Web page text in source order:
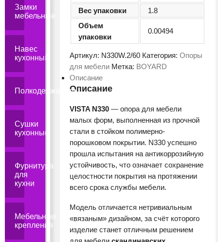
Замки
мебельные
Навес
кухонный
Полкодержатели
Сушки
кухонные
Фурнитура
для
кухни
Мебельные
крепления
Вес упаковки
1.8
Объем
упаковки
0.00494
Артикул: N330W.2/60 Категория:Опоры
для мебели Метка: BOYARD
Описание
Описание
VISTA N330 — опора для мебели
малых форм, выполненная из прочной
стали в стойком полимерно-
порошковом покрытии. N330 успешно
прошла испытания на антикоррозийную
устойчивость, что означает сохранение
целостности покрытия на протяжении
всего срока службы мебели.
Модель отличается нетривиальным
«вязаным» дизайном, за счёт которого
изделие станет отличным решением